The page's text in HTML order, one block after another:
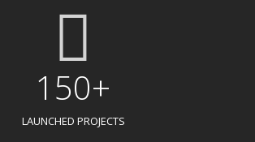
150+
LAUNCHED PROJECTS